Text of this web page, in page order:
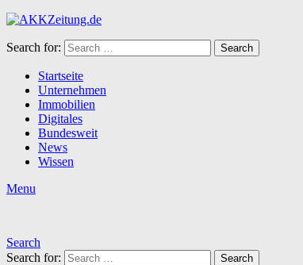
Search for: Search
Startseite
Unternehmen
Immobilien
Digitales
Bundesweit
News
Wissen
Menu
Search
Search for:
Search